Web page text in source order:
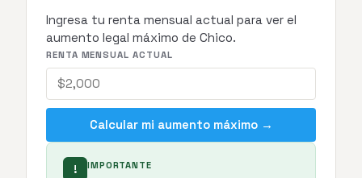
Ingresa tu renta mensual actual para ver el
aumento legal máximo de Chico.
RENTA MENSUAL ACTUAL
Calcular mi aumento máximo →
! IMPORTANTE